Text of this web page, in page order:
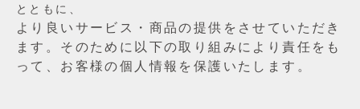
とともに、
より良いサービス・商品の提供をさせていただき
ます。そのために以下の取り組みにより責任をも
って、お客様の個⼈情報を保護いたします。